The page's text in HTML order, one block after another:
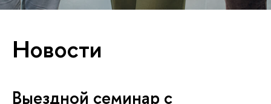
Новости
Выездной семинар с